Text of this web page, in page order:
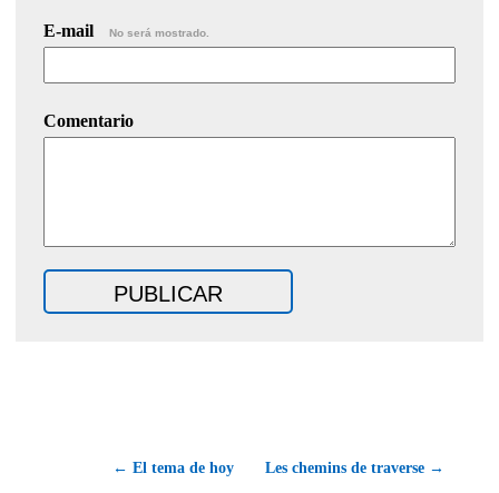
E-mail No será mostrado.
Comentario
← El tema de hoy Les chemins de traverse →